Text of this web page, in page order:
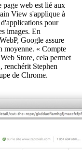
page web est lié aux
View s'applique à
pour
images. En
Google assure
moyenne. « Compte
Store, cela permet
renchérit Stephen
de Chrome.